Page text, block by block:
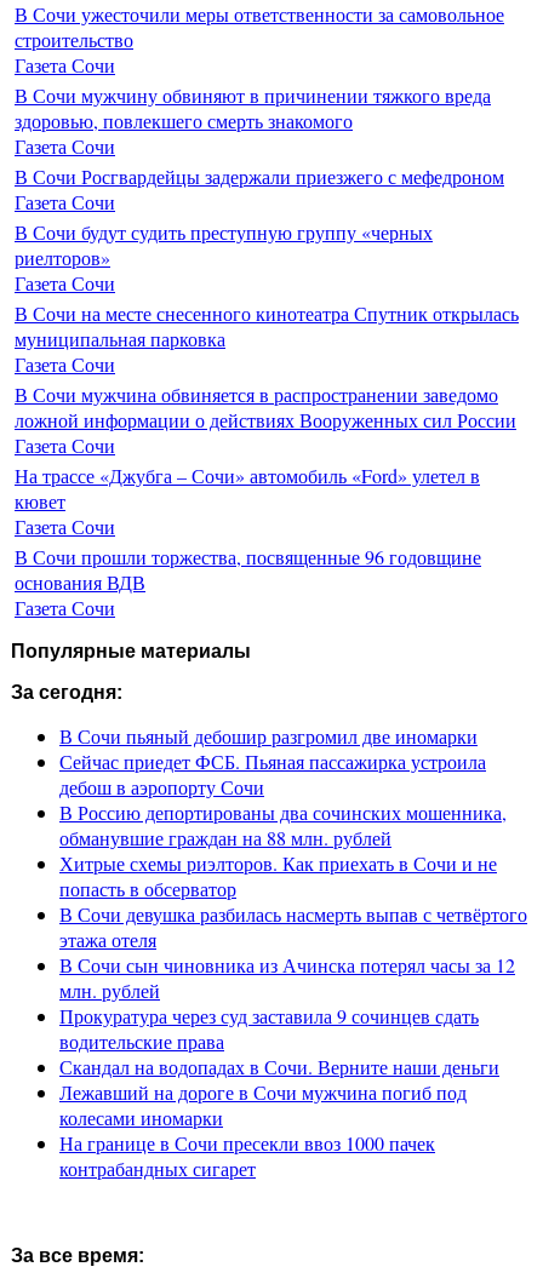
В Сочи ужесточили меры ответственности за самовольное
строительство
Газета Сочи
В Сочи мужчину обвиняют в причинении тяжкого вреда
здоровью, повлекшего смерть знакомого
Газета Сочи
В Сочи Росгвардейцы задержали приезжего с мефедроном
Газета Сочи
В Сочи будут судить преступную группу «черных
риелторов»
Газета Сочи
В Сочи на месте снесенного кинотеатра Спутник открылась
муниципальная парковка
Газета Сочи
В Сочи мужчина обвиняется в распространении заведомо
ложной информации о действиях Вооруженных сил России
Газета Сочи
На трассе «Джубга – Сочи» автомобиль «Ford» улетел в
кювет
Газета Сочи
В Сочи прошли торжества, посвященные 96 годовщине
основания ВДВ
Газета Сочи
Популярные материалы
За сегодня:
В Сочи пьяный дебошир разгромил две иномарки
Сейчас приедет ФСБ. Пьяная пассажирка устроила
дебош в аэропорту Сочи
В Россию депортированы два сочинских мошенника,
обманувшие граждан на 88 млн. рублей
Хитрые схемы риэлторов. Как приехать в Сочи и не
попасть в обсерватор
В Сочи девушка разбилась насмерть выпав с четвёртого
этажа отеля
В Сочи сын чиновника из Ачинска потерял часы за 12
млн. рублей
Прокуратура через суд заставила 9 сочинцев сдать
водительские права
Скандал на водопадах в Сочи. Верните наши деньги
Лежавший на дороге в Сочи мужчина погиб под
колесами иномарки
На границе в Сочи пресекли ввоз 1000 пачек
контрабандных сигарет
За все время: